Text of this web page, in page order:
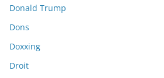
Donald Trump
Dons
Doxxing
Droit